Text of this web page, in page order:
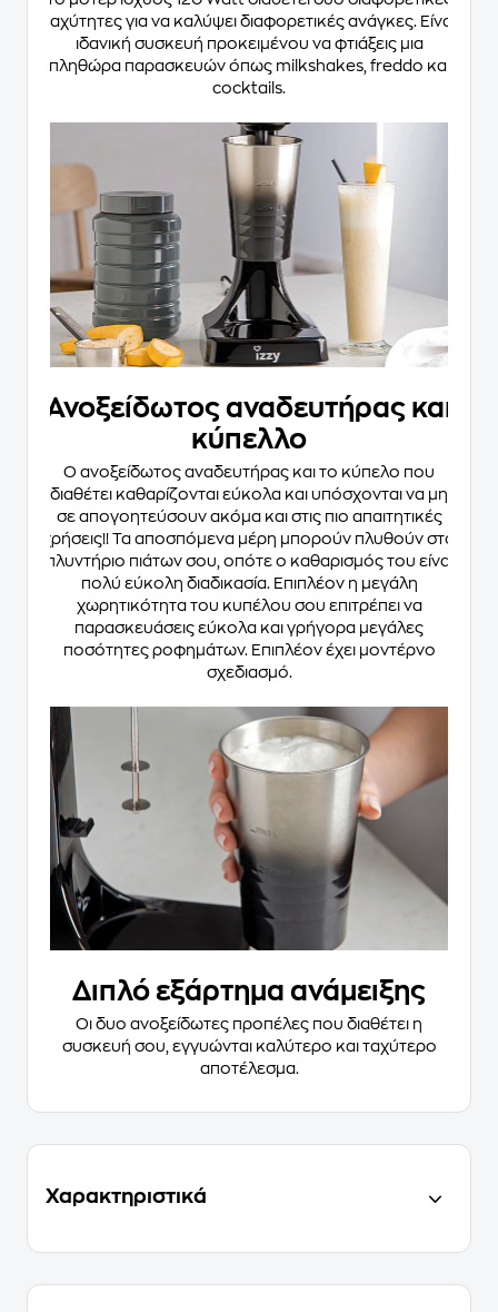
ταχύτητες για να καλύψει διαφορετικές ανάγκες. Είναι
ιδανική συσκευή προκειμένου να φτιάξεις μια
πληθώρα παρασκευών όπως milkshakes, freddo και
cocktails.
Ανοξείδωτος αναδευτήρας και
κύπελλο
Ο ανοξείδωτος αναδευτήρας και το κύπελο που
διαθέτει καθαρίζονται εύκολα και υπόσχονται να μη
σε απογοητεύσουν ακόμα και στις πιο απαιτητικές
χρήσεις!! Τα αποσπόμενα μέρη μπορούν πλυθούν στο
πλυντήριο πιάτων σου, οπότε ο καθαρισμός του είναι
πολύ εύκολη διαδικασία. Επιπλέον η μεγάλη
χωρητικότητα του κυπέλου σου επιτρέπει να
παρασκευάσεις εύκολα και γρήγορα μεγάλες
ποσότητες ροφημάτων. Επιπλέον έχει μοντέρνο
σχεδιασμό.
Διπλό εξάρτημα ανάμειξης
Οι δυο ανοξείδωτες προπέλες που διαθέτει η
συσκευή σου, εγγυώνται καλύτερο και ταχύτερο
αποτέλεσμα.
Χαρακτηριστικά